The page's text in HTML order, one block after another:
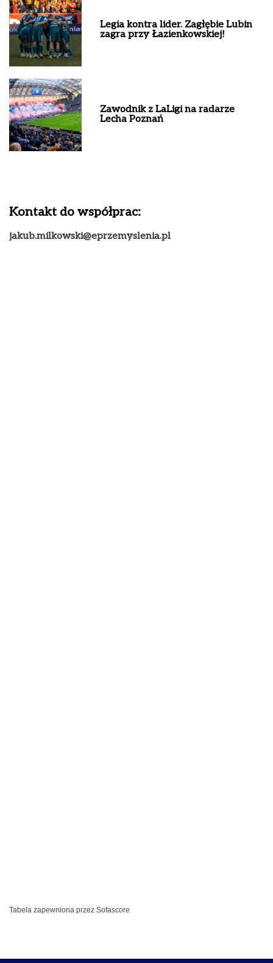
Legia kontra lider. Zagłębie Lubin
zagra przy Łazienkowskiej!
Zawodnik z LaLigi na radarze
Lecha Poznań
Kontakt do współprac:
jakub.milkowski@eprzemyslenia.pl
Tabela zapewniona przez Sofascore